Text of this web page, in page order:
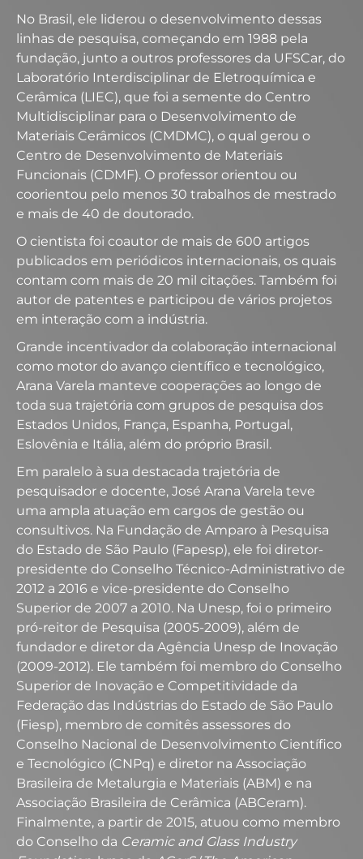
No Brasil, ele liderou o desenvolvimento dessas
linhas de pesquisa, começando em 1988 pela
fundação, junto a outros professores da UFSCar, do
Laboratório Interdisciplinar de Eletroquímica e
Cerâmica (LIEC), que foi a semente do Centro
Multidisciplinar para o Desenvolvimento de
Materiais Cerâmicos (CMDMC), o qual gerou o
Centro de Desenvolvimento de Materiais
Funcionais (CDMF). O professor orientou ou
coorientou pelo menos 30 trabalhos de mestrado
e mais de 40 de doutorado.
O cientista foi coautor de mais de 600 artigos
publicados em periódicos internacionais, os quais
contam com mais de 20 mil citações. Também foi
autor de patentes e participou de vários projetos
em interação com a indústria.
Grande incentivador da colaboração internacional
como motor do avanço científico e tecnológico,
Arana Varela manteve cooperações ao longo de
toda sua trajetória com grupos de pesquisa dos
Estados Unidos, França, Espanha, Portugal,
Eslovênia e Itália, além do próprio Brasil.
Em paralelo à sua destacada trajetória de
pesquisador e docente, José Arana Varela teve
uma ampla atuação em cargos de gestão ou
consultivos. Na Fundação de Amparo à Pesquisa
do Estado de São Paulo (Fapesp), ele foi diretor-
presidente do Conselho Técnico-Administrativo de
2012 a 2016 e vice-presidente do Conselho
Superior de 2007 a 2010. Na Unesp, foi o primeiro
pró-reitor de Pesquisa (2005-2009), além de
fundador e diretor da Agência Unesp de Inovação
(2009-2012). Ele também foi membro do Conselho
Superior de Inovação e Competitividade da
Federação das Indústrias do Estado de São Paulo
(Fiesp), membro de comitês assessores do
Conselho Nacional de Desenvolvimento Científico
e Tecnológico (CNPq) e diretor na Associação
Brasileira de Metalurgia e Materiais (ABM) e na
Associação Brasileira de Cerâmica (ABCeram).
Finalmente, a partir de 2015, atuou como membro
do Conselho da Ceramic and Glass Industry